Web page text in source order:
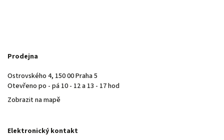
Prodejna
Ostrovského 4, 150 00 Praha 5
Otevřeno po - pá 10 - 12 a 13 - 17 hod
Zobrazit na mapě
Elektronický kontakt